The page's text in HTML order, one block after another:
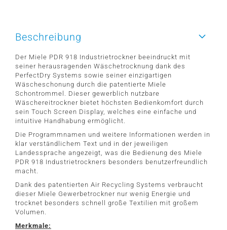
Beschreibung
Der Miele PDR 918 Industrietrockner beeindruckt mit
seiner herausragenden Wäschetrocknung dank des
PerfectDry Systems sowie seiner einzigartigen
Wäscheschonung durch die patentierte Miele
Schontrommel. Dieser gewerblich nutzbare
Wäschereitrockner bietet höchsten Bedienkomfort durch
sein Touch Screen Display, welches eine einfache und
intuitive Handhabung ermöglicht.
Die Programmnamen und weitere Informationen werden in
klar verständlichem Text und in der jeweiligen
Landessprache angezeigt, was die Bedienung des Miele
PDR 918 Industrietrockners besonders benutzerfreundlich
macht.
Dank des patentierten Air Recycling Systems verbraucht
dieser Miele Gewerbetrockner nur wenig Energie und
trocknet besonders schnell große Textilien mit großem
Volumen.
Merkmale: